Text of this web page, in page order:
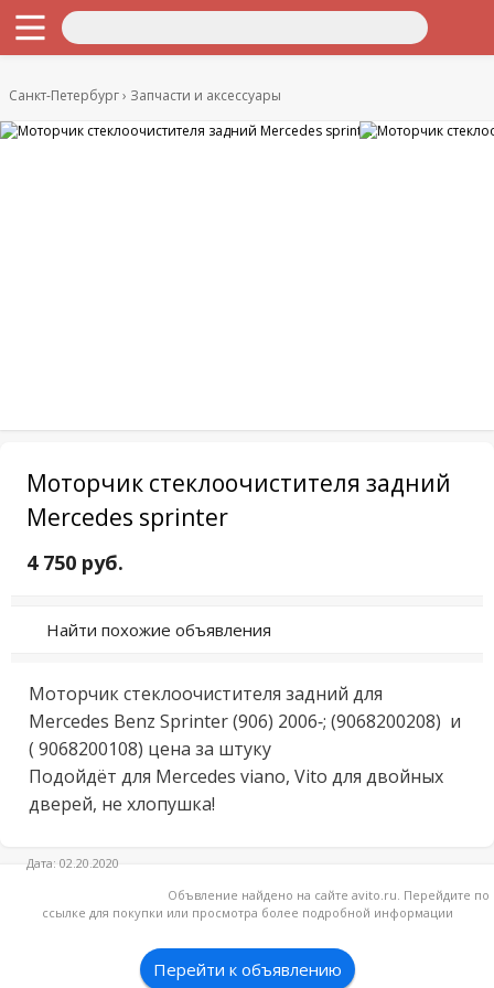
Санкт-Петербург Запчасти и аксессуары
Моторчик стеклоочистителя задний
Mercedes sprinter
4 750 руб.
Найти похожие объявления
Моторчик стеклоочистителя задний для
Mercedes Benz Sprinter (906) 2006-; (9068200208)  и
( 9068200108) цена за штуку
Подойдёт для Mercedes viano, Vito для двойных
дверей, не хлопушка!
Дата: 02.20.2020
Объвление найдено на сайте avito.ru. Перейдите по
ссылке для покупки или просмотра более подробной информации
Перейти к объявлению